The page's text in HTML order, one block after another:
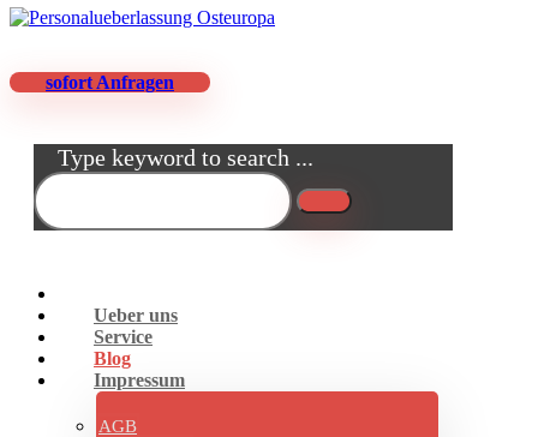
sofort Anfragen
Type keyword to search ...
Ueber uns
Service
Blog
Impressum
AGB